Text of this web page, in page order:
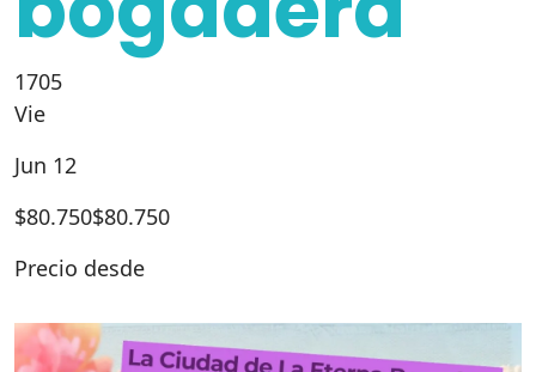
1705
Vie
Jun 12
$80.750$80.750
Precio desde